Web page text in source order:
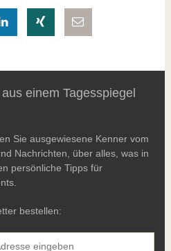
teilen
auf LinkedIn teilen
auf Xing teilen
einem Tagesspiegel
Sie ausgewiesene Kenner vom
Nachrichten, über alles, was in
persönliche Tipps für
bestellen: